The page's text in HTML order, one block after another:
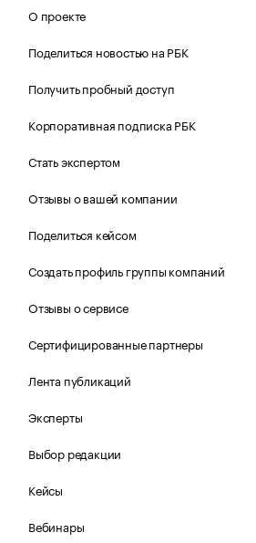
О проекте
Поделиться новостью на РБК
Получить пробный доступ
Корпоративная подписка РБК
Стать экспертом
Отзывы о вашей компании
Поделиться кейсом
Создать профиль группы компаний
Отзывы о сервисе
Сертифицированные партнеры
Лента публикаций
Эксперты
Выбор редакции
Кейсы
Вебинары